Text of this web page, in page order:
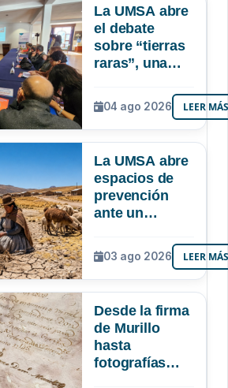
La UMSA abre
el debate
sobre “tierras
raras”, una
mineral que
Bolivia aún no
explora ni
04 ago 2026 LEER
La UMSA abre
espacios de
prevención
ante un
Niño que
podría superar
a los tres
Bolivia
03 ago 2026 LEER
Desde la firma
de Murillo
hasta
fotografías